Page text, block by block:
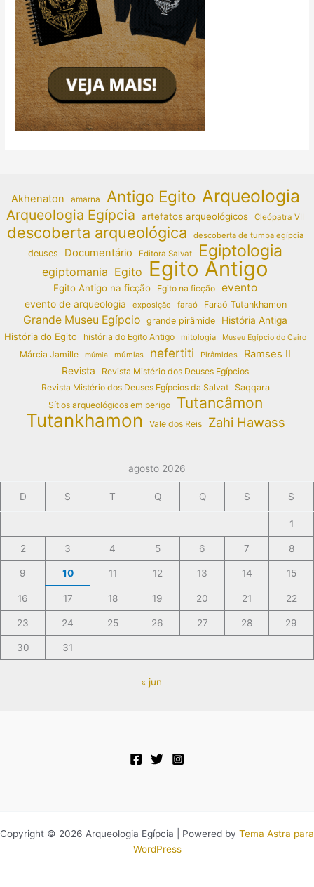
Akhenaton amarna Antigo Egito Arqueologia
Arqueologia Egípcia artefatos arqueológicos Cleópatra VII
descoberta arqueológica descoberta de tumba egípcia
deuses Documentário Editora Salvat Egiptologia
egiptomania Egito Egito Antigo
Egito Antigo na ficção Egito na ficção evento
evento de arqueologia exposição faraó Faraó Tutankhamon
Grande Museu Egípcio grande pirâmide
História Antiga
História do Egito
história do Egito Antigo mitologia Museu Egípcio do Cairo
Márcia Jamille múmia múmias nefertiti Pirâmides Ramses II
Revista
Revista Mistério dos Deuses Egípcios
Revista Mistério dos Deuses Egípcios da Salvat
Saqqara
Sítios arqueológicos em perigo
Tutancâmon
Tutankhamon Vale dos Reis Zahi Hawass
agosto 2026
D S T Q Q S S
1
2 3 4 5 6 7 8
9 10 11 12 13 14 15
16 17 18 19 20 21 22
23 24 25 26 27 28 29
30 31
« jun
Copyright © 2026 Arqueologia Egípcia | Powered by Tema Astra para
WordPress